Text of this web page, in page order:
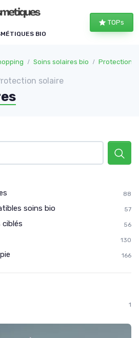
BIO
TOPs
Soins solaires bio Protection
solaire
88
soins bio 57
56
130
166
1